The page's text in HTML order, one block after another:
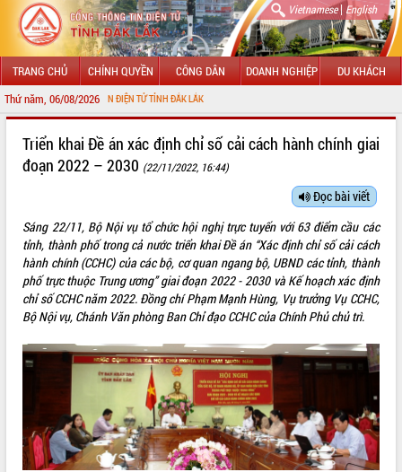
Vietnamese| English
TRANG CHỦ CHÍNH QUYỀN CÔNG DÂN DOANH NGHIỆP DU KHÁCH
Thứ năm, 06/08/2026
THÔNG TIN ĐIỆN TỬ TỈNH ĐẮK LẮK
LÃNH ĐẠO UBND TỈNH
SỞ, BAN, NGÀNH
UBND CÁC XÃ, PHƯỜNG
THÔNG TIN CHỈ ĐẠO ĐIỀU HÀNH
HỆ THỐNG VĂN BẢN
VĂN BẢN HĐND TỈNH
ĐIỂM TIN VĂN BẢN
QUY HOẠCH - KẾ HOẠCH
Triển khai Đề án xác định chỉ số cải cách hành chính giai
đoạn 2022 – 2030 (22/11/2022, 16:44)
Đọc bài viết
Sáng 22/11, Bộ Nội vụ tổ chức hội nghị trực tuyến với 63 điểm cầu các
tỉnh, thành phố trong cả nước triển khai Đề án “Xác định chỉ số cải cách
hành chính (CCHC) của các bộ, cơ quan ngang bộ, UBND các tỉnh, thành
phố trực thuộc Trung ương” giai đoạn 2022 - 2030 và Kế hoạch xác định
chỉ số CCHC năm 2022. Đồng chí Phạm Mạnh Hùng, Vụ trưởng Vụ CCHC,
Bộ Nội vụ, Chánh Văn phòng Ban Chỉ đạo CCHC của Chính Phủ chủ trì.